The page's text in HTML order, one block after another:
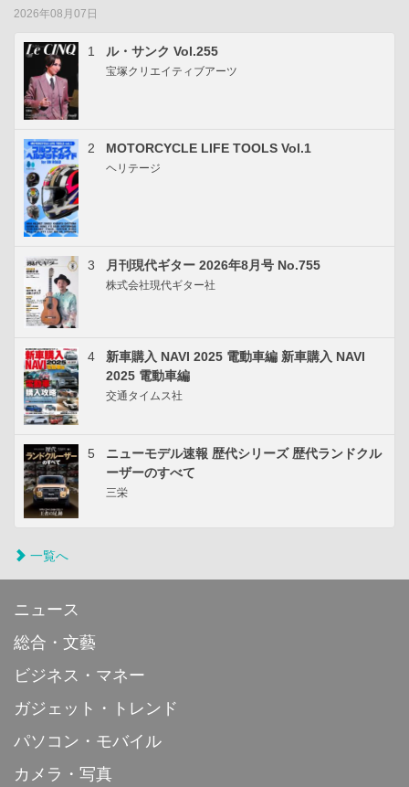
2026年08月07日
1 ル・サンク Vol.255
宝塚クリエイティブアーツ
2 MOTORCYCLE LIFE TOOLS Vol.1
ヘリテージ
3 月刊現代ギター 2026年8月号 No.755
株式会社現代ギター社
4
新車購入 NAVI 2025 電動車編 新車購入 NAVI
2025 電動車編
交通タイムス社
5
ニューモデル速報 歴代シリーズ 歴代ランドクル
ーザーのすべて
三栄
一覧へ
ニュース
総合・文藝
ビジネス・マネー
ガジェット・トレンド
パソコン・モバイル
カメラ・写真